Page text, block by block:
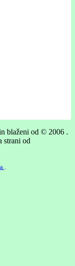
blaženi od © 2006 .
strani od
.